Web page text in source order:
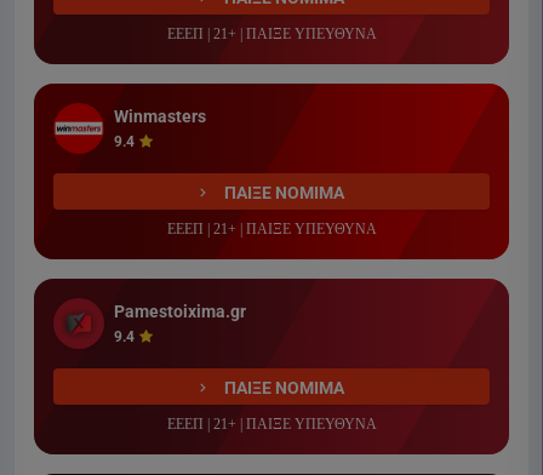
ΕΕΕΠ | 21+ | ΠΑΙΞΕ ΥΠΕΥΘΥΝΑ
Winmasters
9.4
ΠΑΙΞΕ ΝΟΜΙΜΑ
ΕΕΕΠ | 21+ | ΠΑΙΞΕ ΥΠΕΥΘΥΝΑ
Pamestoixima.gr
9.4
ΠΑΙΞΕ ΝΟΜΙΜΑ
ΕΕΕΠ | 21+ | ΠΑΙΞΕ ΥΠΕΥΘΥΝΑ